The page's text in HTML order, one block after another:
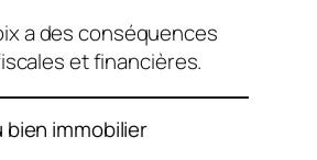
a des conséquences
et financières.
bien immobilier